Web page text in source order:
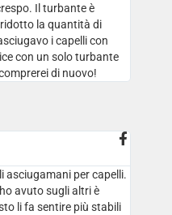
Il turbante è
la quantità di
i capelli con
con un solo turbante
di nuovo!
asciugamani per capelli.
avuto sugli altri è
li fa sentire più stabili